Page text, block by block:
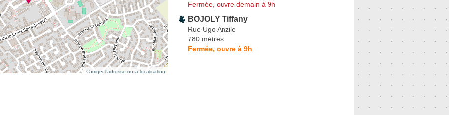
Corriger l’adresse ou la localisation
Fermée, ouvre demain à 9h
BOJOLY Tiffany
Rue Ugo Anzile
780 mètres
Fermée, ouvre à 9h